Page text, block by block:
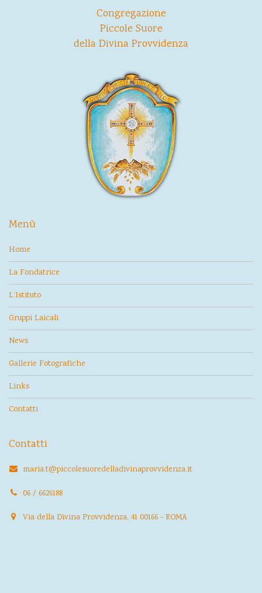
Congregazione
Piccole Suore
della Divina Provvidenza
Menù
Home
La Fondatrice
L’Istituto
Gruppi Laicali
News
Gallerie Fotografiche
Links
Contatti
Contatti
maria.t@piccolesuoredelladivinaprovvidenza.it
06 / 6626188
Via della Divina Provvidenza, 41 00166 - ROMA